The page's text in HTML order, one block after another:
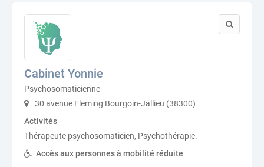
Cabinet Yonnie
Psychosomaticienne
30 avenue Fleming Bourgoin-Jallieu (38300)
Activités
Thérapeute psychosomaticien, Psychothérapie.
Accès aux personnes à mobilité réduite